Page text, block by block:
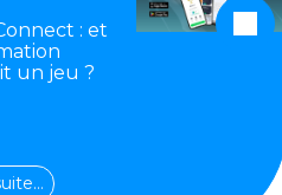
: et
un jeu ?